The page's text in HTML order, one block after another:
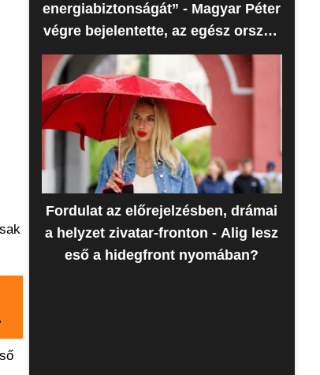
energiabiztonságát” - Magyar Péter
végre bejelentette, az egész ország
erre várt
Fordulat az előrejelzésben, drámai
a helyzet zivatar-fronton - Alig lesz
eső a hidegfront nyomában?